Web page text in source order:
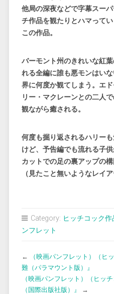
他局の深夜などで字幕スー
チ作品を観たりとハマって
この作品。
バーモント州のきれいな紅
れる全編に誰も悪モンはい
界に何度か観てしまう。エ
リー・マクレーンとの二人
観ながら癒される。
何度も掘り返されるハリー
けど、予告編でも流れる子
カットでの足の裏アップの
（見たこと無いようなレイア
Category: ヒッチコック作
ンフレット
←
（映画パンフレット）（ヒ
難（パラマウント版）』
（映画パンフレット）（ヒッ
（国際出版社版）』
→